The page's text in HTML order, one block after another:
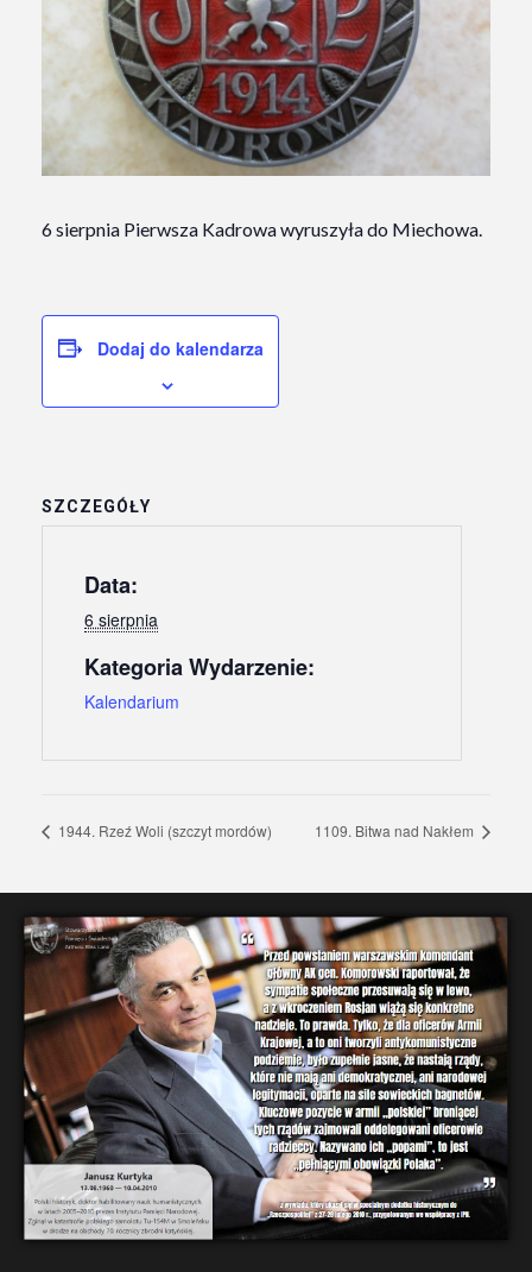
6 sierpnia Pierwsza Kadrowa wyruszyła do Miechowa.
Dodaj do kalendarza
SZCZEGÓŁY
Data:
6 sierpnia
Kategoria Wydarzenie:
Kalendarium
1944. Rzeź Woli (szczyt mordów) 1109. Bitwa nad Nakłem